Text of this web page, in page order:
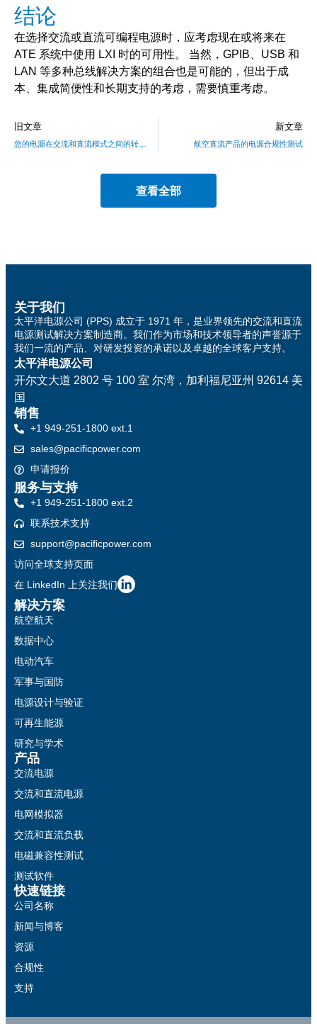
结论
在选择交流或直流可编程电源时，应考虑现在或将来在
ATE 系统中使用 LXI 时的可用性。 当然，GPIB、USB 和
LAN 等多种总线解决方案的组合也是可能的，但出于成
本、集成简便性和长期支持的考虑，需要慎重考虑。
旧文章 新文章
航空直流产品的电源合规性测试
查看全部
关于我们
太平洋电源公司 (PPS) 成立于 1971 年，是业界领先的交流和直流
电源测试解决方案制造商。我们作为市场和技术领导者的声誉源于
我们一流的产品、对研发投资的承诺以及卓越的全球客户支持。
太平洋电源公司
开尔文大道 2802 号 100 室 尔湾，加利福尼亚州 92614 美
国
解决方案
航空航天
数据中心
电动汽车
军事与国防
电源设计与验证
可再生能源
研究与学术
产品
交流电源
交流和直流电源
电网模拟器
交流和直流负载
电磁兼容性测试
测试软件
快速链接
公司名称
新闻与博客
资源
合规性
支持
销售
+1 949-251-1800 ext.1
sales@pacificpower.com
申请报价
服务与支持
+1 949-251-1800 ext.2
联系技术支持
support@pacificpower.com
访问全球支持页面
在 LinkedIn 上关注我们